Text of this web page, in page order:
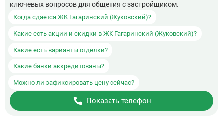
ключевых вопросов для общения с застройщиком.
Когда сдается ЖК Гагаринский (Жуковский)?
Какие есть акции и скидки в ЖК Гагаринский (Жуковский)?
Какие есть варианты отделки?
Какие банки аккредитованы?
Можно ли зафиксировать цену сейчас?
Показать телефон